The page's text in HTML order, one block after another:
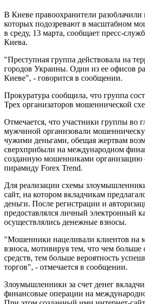
В Киеве правоохранители
которых подозревают в масштабном
в среду, 13 марта, сообщает пресс-
Киева.
"Преступная группа действовала на
городов Украины. Один из ее офисов
Киеве", - говорится в сообщении.
Прокуратура сообщила, что группа
Трех организаторов мошеннической
Отмечается, что участники группы во
мужчиной организовали
чужими деньгами, обещая жертвам
сверхприбыли на международном
созданную мошенниками
пирамиду Forex Trend.
Для реализации схемы
сайт, на котором вкладчикам
деньги. После регистрации и
предоставлялся личный электронный
осуществлялись денежные взносы.
"Мошенники нацеливали клиентов на
взноса, мотивируя тем, что чем
средств, тем больше вероятность
торгов", - отмечается в сообщении.
Злоумышленники за счет денег
финансовые операции на